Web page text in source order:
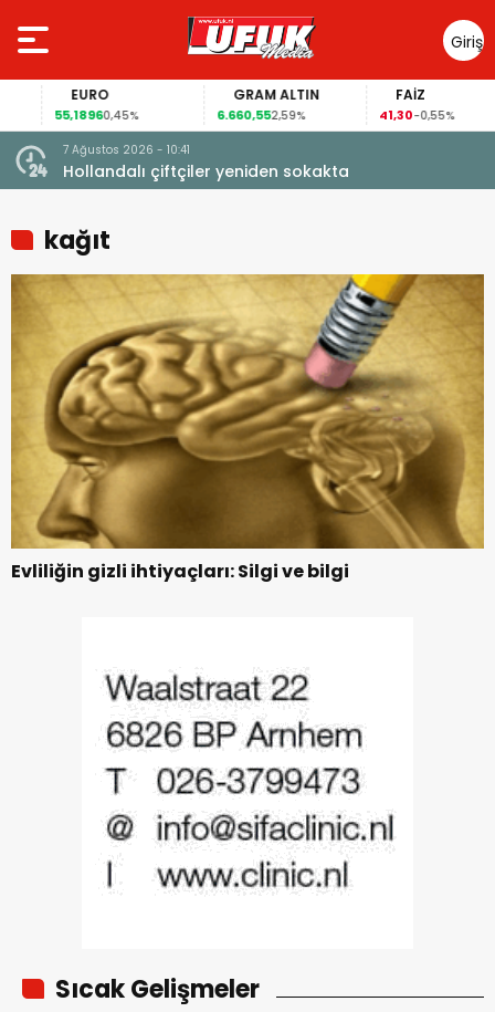
Giriş
Yap
EURO
55,18960,45%
GRAM ALTIN
6.660,552,59%
FAİZ
41,30-0,55%
şoke
7 Ağustos 2026 - 10:41
Hollandalı çiftçiler yeniden sokakta
kağıt
Evliliğin gizli ihtiyaçları: Silgi ve bilgi
Sıcak Gelişmeler